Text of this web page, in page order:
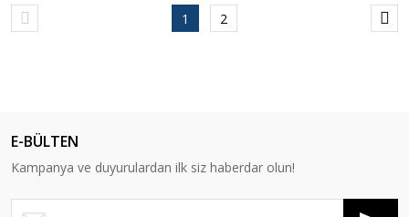
1 2
E-BÜLTEN
Kampanya ve duyurulardan ilk siz haberdar olun!